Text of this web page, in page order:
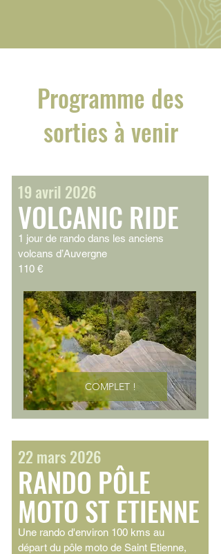
Programme des
sorties à venir
19 avril 2026
VOLCANIC RIDE
1 jour de rando dans les anciens
volcans d’Auvergne
110 €
COMPLET !
22 mars 2026
RANDO PÔLE
MOTO ST ETIENNE
Une rando d'environ 100 kms au
départ du pôle moto de Saint Etienne,